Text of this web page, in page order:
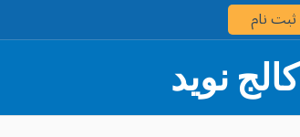
ثبت نام
کالج نوید